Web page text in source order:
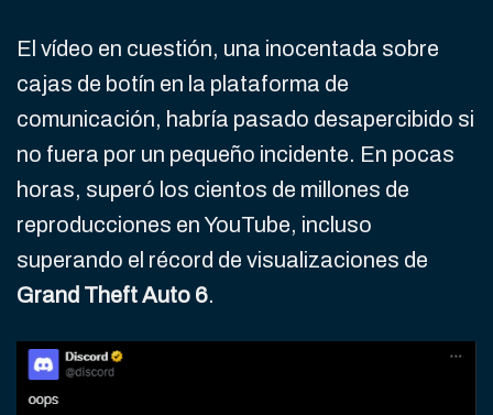
El vídeo en cuestión, una inocentada sobre
cajas de botín en la plataforma de
comunicación, habría pasado desapercibido si
no fuera por un pequeño incidente. En pocas
horas, superó los cientos de millones de
reproducciones en YouTube, incluso
superando el récord de visualizaciones de
Grand Theft Auto 6.